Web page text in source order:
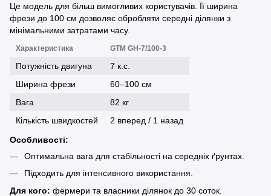
Це модель для більш вимогливих користувачів. Її ширина
фрези до 100 см дозволяє обробляти середні ділянки з
мінімальними затратами часу.
Характеристика GTM GH-7/100-3
Потужність двигуна
7 к.с.
Ширина фрези
60–100 см
Вага
82 кг
Кількість швидкостей
2 вперед / 1 назад
Особливості:
Оптимальна вага для стабільності на середніх ґрунтах.
Підходить для інтенсивного використання.
Для кого: фермери та власники ділянок до 30 соток.